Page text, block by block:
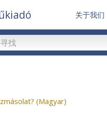
关于我们
(Magyar)